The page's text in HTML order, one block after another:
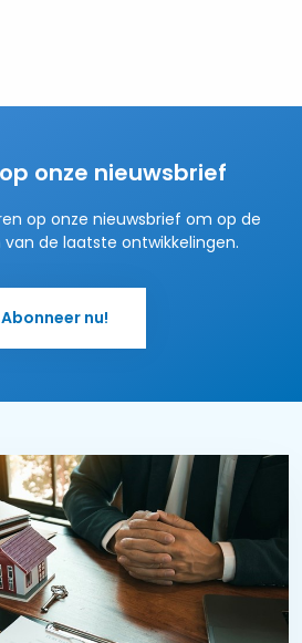
onze nieuwsbrief
op onze nieuwsbrief om op de
de laatste ontwikkelingen.
Abonneer nu!